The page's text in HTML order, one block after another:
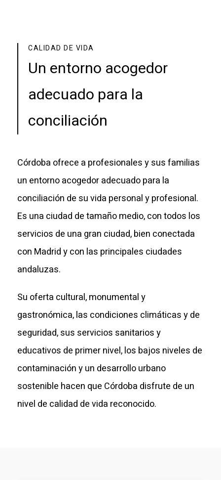
CALIDAD DE VIDA
Un entorno acogedor
adecuado para la
conciliación
Córdoba ofrece a profesionales y sus familias
un entorno acogedor adecuado para la
conciliación de su vida personal y profesional.
Es una ciudad de tamaño medio, con todos los
servicios de una gran ciudad, bien conectada
con Madrid y con las principales ciudades
andaluzas.
Su oferta cultural, monumental y
gastronómica, las condiciones climáticas y de
seguridad, sus servicios sanitarios y
educativos de primer nivel, los bajos niveles de
contaminación y un desarrollo urbano
sostenible hacen que Córdoba disfrute de un
nivel de calidad de vida reconocido.